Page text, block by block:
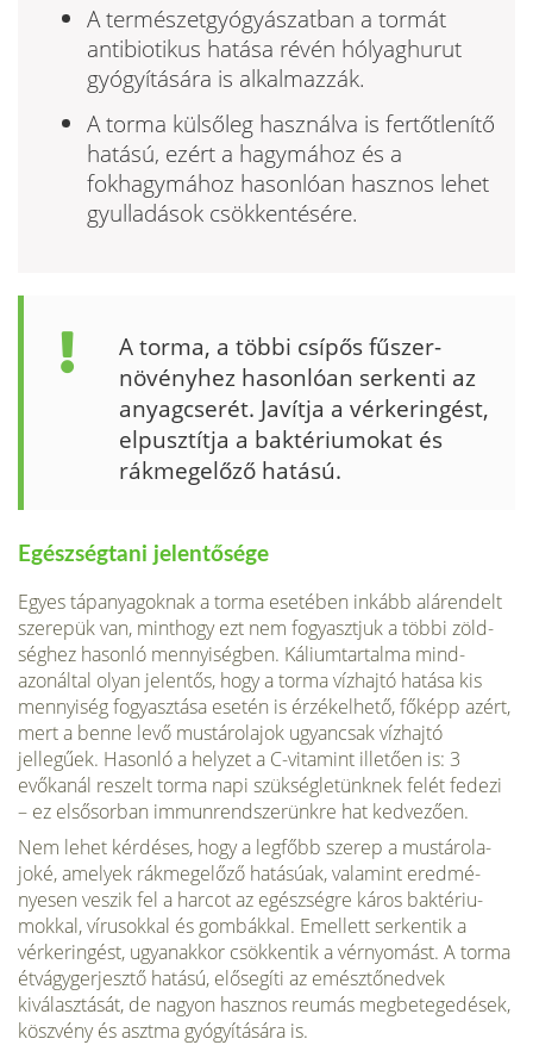
A természetgyógyászatban a tormát
antibiotikus hatása révén hólyaghurut
gyógyítására is alkalmazzák.
A torma külsőleg használva is fertőtle­nítő
hatású, ezért a hagymához és a
fokhagymához hasonlóan hasznos le­het
gyulladások csökkentésére.
A torma, a többi csípős fűszer­
növényhez hasonlóan serkenti az
anyagcserét. Javítja a vérke­ringést,
elpusztítja a baktériu­mokat és
rákmegelőző hatású.
Egészségtani jelentősége
Egyes tápanyagoknak a torma esetében inkább alárendelt
szerepük van, minthogy ezt nem fogyasztjuk a többi zöld­
séghez hasonló mennyiségben. Káliumtartalma mind­
azonáltal olyan jelentős, hogy a torma vízhajtó hatása kis
mennyiség fogyasztása esetén is érzékelhető, főképp azért,
mert a benne levő mustárolajok ugyancsak vízhaj­tó
jellegűek. Hasonló a helyzet a C-vitamint illetően is: 3
evőkanál reszelt torma napi szükségletünknek felét fe­dezi
– ez elsősorban immunrendszerünkre hat kedvezően.
Nem lehet kérdéses, hogy a legfőbb szerep a mustárola­
joké, amelyek rákmegelőző hatásúak, valamint eredmé­
nyesen veszik fel a harcot az egészségre káros baktériu­
mokkal, vírusokkal és gombákkal. Emellett serkentik a
vérkeringést, ugyanakkor csökkentik a vérnyomást. A tor­ma
étvágygerjesztő hatású, elősegíti az emésztőnedvek
kiválasztását, de nagyon hasznos reumás megbetegedé­sek,
köszvény és asztma gyógyítására is.